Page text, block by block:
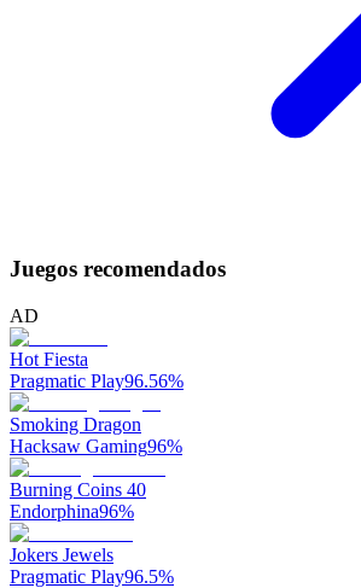
Juegos recomendados
AD
Hot Fiesta
Pragmatic Play96.56%
Smoking Dragon
Hacksaw Gaming96%
Burning Coins 40
Endorphina96%
Jokers Jewels
Pragmatic Play96.5%